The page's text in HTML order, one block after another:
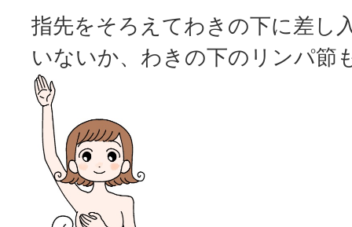
指先をそろえてわきの下に差し
いないか、わきの下のリンパ節